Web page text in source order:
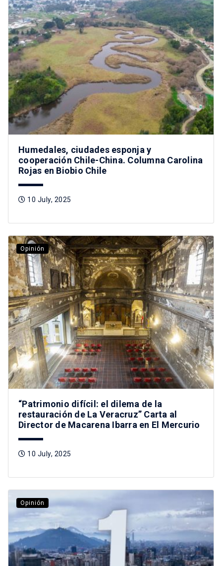
Humedales, ciudades esponja y
cooperación Chile-China. Columna Carolina
Rojas en Biobio Chile
10 July, 2025
Opinión
“Patrimonio difícil: el dilema de la
restauración de La Veracruz” Carta al
Director de Macarena Ibarra en El Mercurio
10 July, 2025
Opinión